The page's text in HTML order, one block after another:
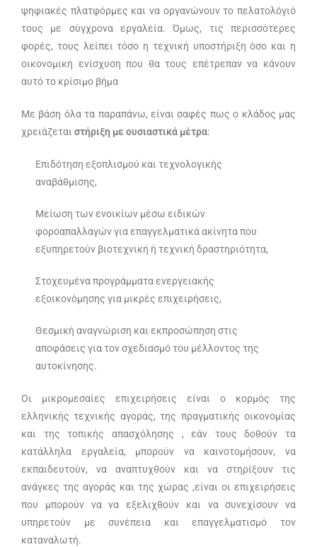
ψηφιακές πλατφόρμες και να οργανώνουν το πελατολόγιό
τους με σύγχρονα εργαλεία. Όμως, τις περισσότερες
φορές, τους λείπει τόσο η τεχνική υποστήριξη όσο και η
οικονομική ενίσχυση που θα τους επέτρεπαν να κάνουν
αυτό το κρίσιμο βήμα
Με βάση όλα τα παραπάνω, είναι σαφές πως ο κλάδος μας
χρειάζεται στήριξη με ουσιαστικά μέτρα:
Επιδότηση εξοπλισμού και τεχνολογικής
αναβάθμισης,
Μείωση των ενοικίων μέσω ειδικών
φοροαπαλλαγών για επαγγελματικά ακίνητα που
εξυπηρετούν βιοτεχνική ή τεχνική δραστηριότητα,
Στοχευμένα προγράμματα ενεργειακής
εξοικονόμησης για μικρές επιχειρήσεις,
Θεσμική αναγνώριση και εκπροσώπηση στις
αποφάσεις για τον σχεδιασμό του μέλλοντος της
αυτοκίνησης.
Οι μικρομεσαίες επιχειρήσεις είναι ο κορμός της
ελληνικής τεχνικής αγοράς, της πραγματικής οικονομίας
και της τοπικής απασχόλησης , εάν τους δοθούν τα
κατάλληλα εργαλεία, μπορούν να καινοτομήσουν, να
εκπαιδευτούν, να αναπτυχθούν και να στηρίξουν τις
ανάγκες της αγοράς και της χώρας ,είναι οι επιχειρήσεις
που μπορούν να να εξελιχθούν και να συνεχίσουν να
υπηρετούν με συνέπεια και επαγγελματισμό τον
καταναλωτή.